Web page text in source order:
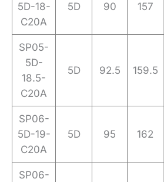
5D-18-
C20A
5D 90 157
SP05-
5D-
18.5-
C20A
5D 92.5 159.5
SP06-
5D-19-
C20A
5D 95 162
SP06-